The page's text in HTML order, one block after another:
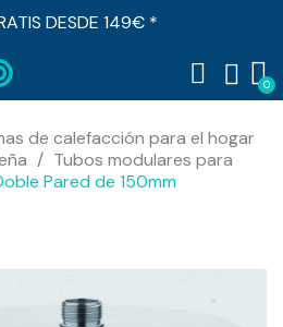
DESDE 149€ *
de calefacción para el hogar
Tubos modulares para
Pared de 150mm